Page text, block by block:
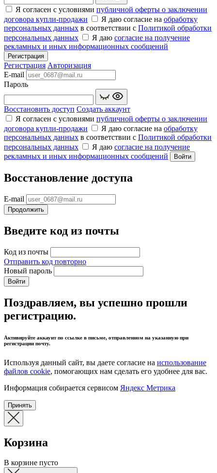
Я согласен с условиями публичной оферты о заключении
договора купли‑продажи
Я даю согласие на обработку
персональных данных в соответствии с Политикой обработки
персональных данных
Я даю согласие на получение
рекламных и иных информационных сообщений
Регистрация
Регистрация Авторизация
E-mail
Пароль
Восстановить доступ Создать аккаунт
Я согласен с условиями публичной оферты о заключении
договора купли‑продажи
Я даю согласие на обработку
персональных данных в соответствии с Политикой обработки
персональных данных
Я даю согласие на получение
рекламных и иных информационных сообщений
Войти
Восстановление доступа
E-mail
Продолжить
Введите код из почты
Код из почты
Отправить код повторно
Новый пароль
Войти
Поздравляем, вы успешно прошли
регистрацию.
Активируйте аккаунт по ссылке в письме, отправленном на указанную при
регистрации почту.
Используя данный сайт, вы даете согласие на использование
файлов cookie, помогающих нам сделать его удобнее для вас.
Информация собирается сервисом Яндекс Метрика
Принять
Корзина
В корзине пусто